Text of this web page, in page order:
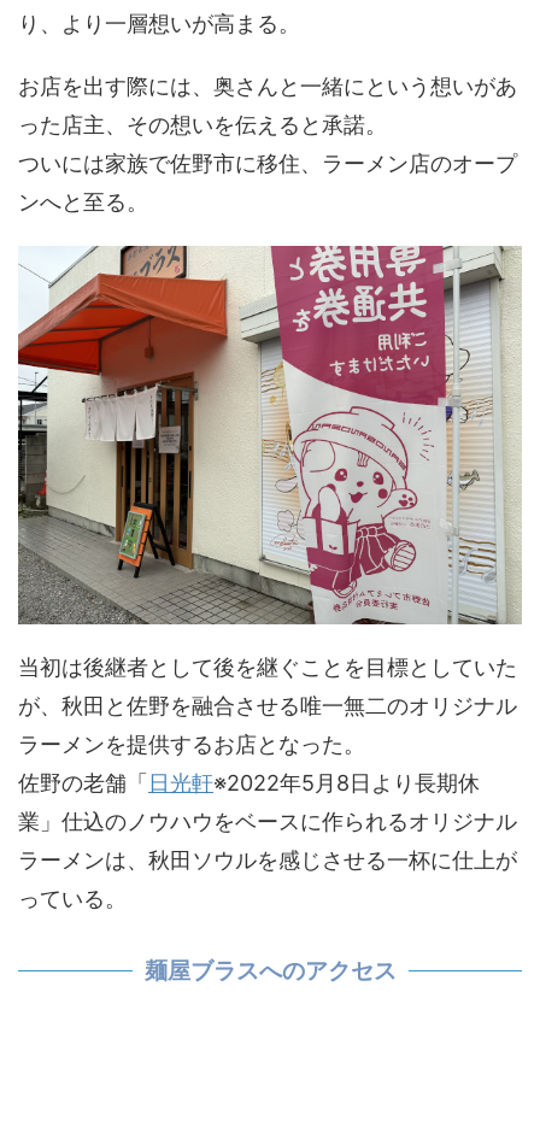
り、より一層想いが高まる。
お店を出す際には、奥さんと一緒にという想いがあ
った店主、その想いを伝えると承諾。
ついには家族で佐野市に移住、ラーメン店のオープ
ンへと至る。
当初は後継者として後を継ぐことを目標としていた
が、秋田と佐野を融合させる唯一無二のオリジナル
ラーメンを提供するお店となった。
佐野の老舗「日光軒※2022年5月8日より長期休
業」仕込のノウハウをベースに作られるオリジナル
ラーメンは、秋田ソウルを感じさせる一杯に仕上が
っている。
麺屋ブラスへのアクセス